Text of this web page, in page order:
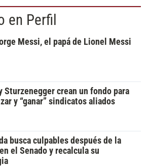
en Perfil
Messi, el papá de Lionel Messi
Sturzenegger crean un fondo para
y “ganar” sindicatos aliados
busca culpables después de la
el Senado y recalcula su